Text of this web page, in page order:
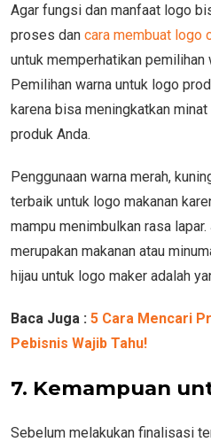
Agar fungsi dan manfaat logo
proses dan cara membuat logo
untuk memperhatikan pemilihan
Pemilihan warna untuk logo
karena bisa meningkatkan
produk Anda.
Penggunaan warna merah,
terbaik untuk logo makanan
mampu menimbulkan rasa
merupakan makanan atau
hijau untuk logo maker adalah
Baca Juga : 5 Cara Mencari
Pebisnis Wajib Tahu!
7. Kemampuan
Sebelum melakukan finalisasi